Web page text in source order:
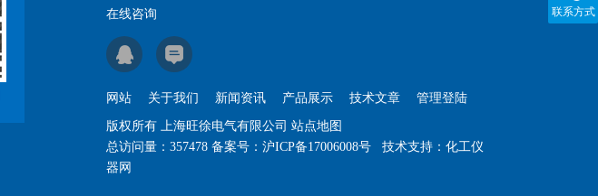
在线咨询
网站 关于我们 新闻资讯 产品展示 技术文章 管理登陆
版权所有 上海旺徐电气有限公司 站点地图
总访问量： 357478 备案号： 沪ICP备17006008号 技术支持： 化工仪
器网
联系方式